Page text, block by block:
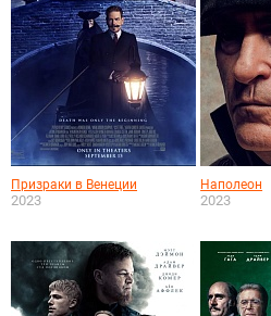
Призраки в Венеции
2023
Наполеон
2023